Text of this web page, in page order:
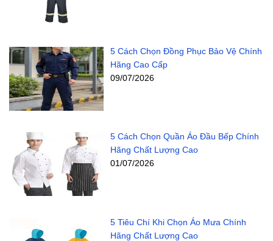
5 Cách Chọn Đồng Phục Bảo Vệ Chính
Hãng Cao Cấp
09/07/2026
5 Cách Chọn Quần Áo Đầu Bếp Chính
Hãng Chất Lượng Cao
01/07/2026
5 Tiêu Chí Khi Chọn Áo Mưa Chính
Hãng Chất Lượng Cao